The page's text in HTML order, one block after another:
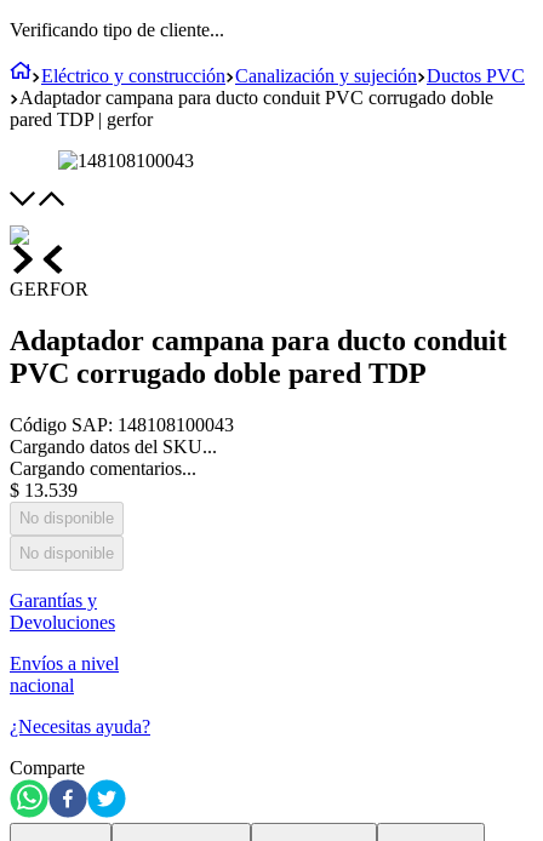
Verificando tipo de cliente...
Eléctrico y construcción Canalización y sujeción Ductos PVC
Adaptador campana para ducto conduit PVC corrugado doble
pared TDP | gerfor
GERFOR
Adaptador campana para ducto conduit
PVC corrugado doble pared TDP
Código SAP: 148108100043
Cargando datos del SKU...
Cargando comentarios...
$ 13.539
No disponible
No disponible
Garantías y
Devoluciones
Envíos a nivel
nacional
¿Necesitas ayuda?
Comparte